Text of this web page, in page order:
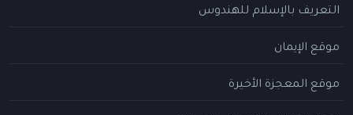
التعريف بالإسلام للهندوس
موقع الإيمان
موقع المعجزة الأخيرة